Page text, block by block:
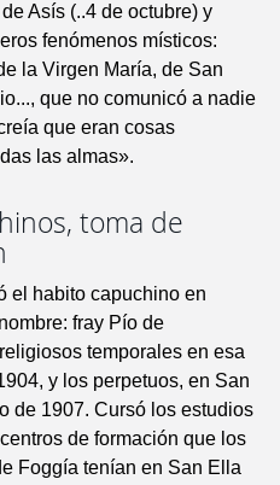
Asís (..4 de octubre) y
fenómenos místicos:
la Virgen María, de San
que no comunicó a nadie
que eran cosas
las almas».
toma de
el habito capuchino en
fray Pío de
temporales en esa
y los perpetuos, en San
de 1907. Cursó los estudios
de formación que los
Foggía tenían en San Ella